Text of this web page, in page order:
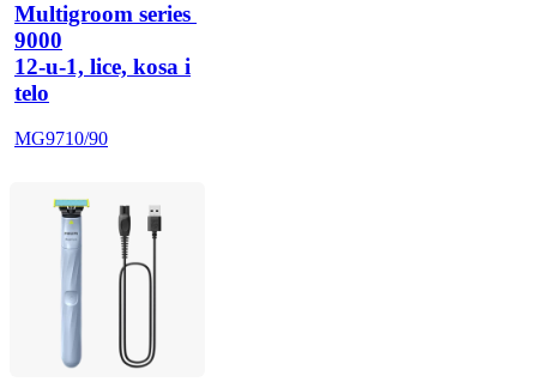
Multigroom series
9000
12-u-1, lice, kosa i
telo
MG9710/90